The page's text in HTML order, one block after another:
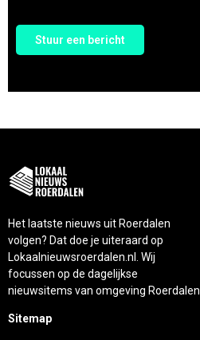
Stuur een bericht
Het laatste nieuws uit Roerdalen
volgen? Dat doe je uiteraard op
Lokaalnieuwsroerdalen.nl. Wij
focussen op de dagelijkse
nieuwsitems van omgeving Roerdalen.
Sitemap